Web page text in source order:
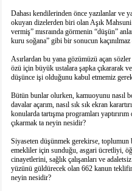
Dahası kendilerinden önce yazılanlar ve
okuyan dizelerden biri olan Aşık
vermiş” mısraında görmenin “düşün”
kuru soğana” gibi bir sonucun
Asırlardan bu yana gözümüzü açan
özü için büyük ustalara şapka çıkararak
düşünce işi olduğunu kabul etmemiz
Bütün bunlar olurken, kamuoyunu nasıl
davalar açarım, nasıl sık sık ekran
konularda tartışma programları
çıkarmak ta neyin nesidir?
Siyaseten düşünmek gerekirse,
emekliler için sunduğu, asgari ücretliyi,
cinayetlerini, sağlık çalışanları ve
yüzünü güldürecek olan 662 kanun
neyin nesidir?